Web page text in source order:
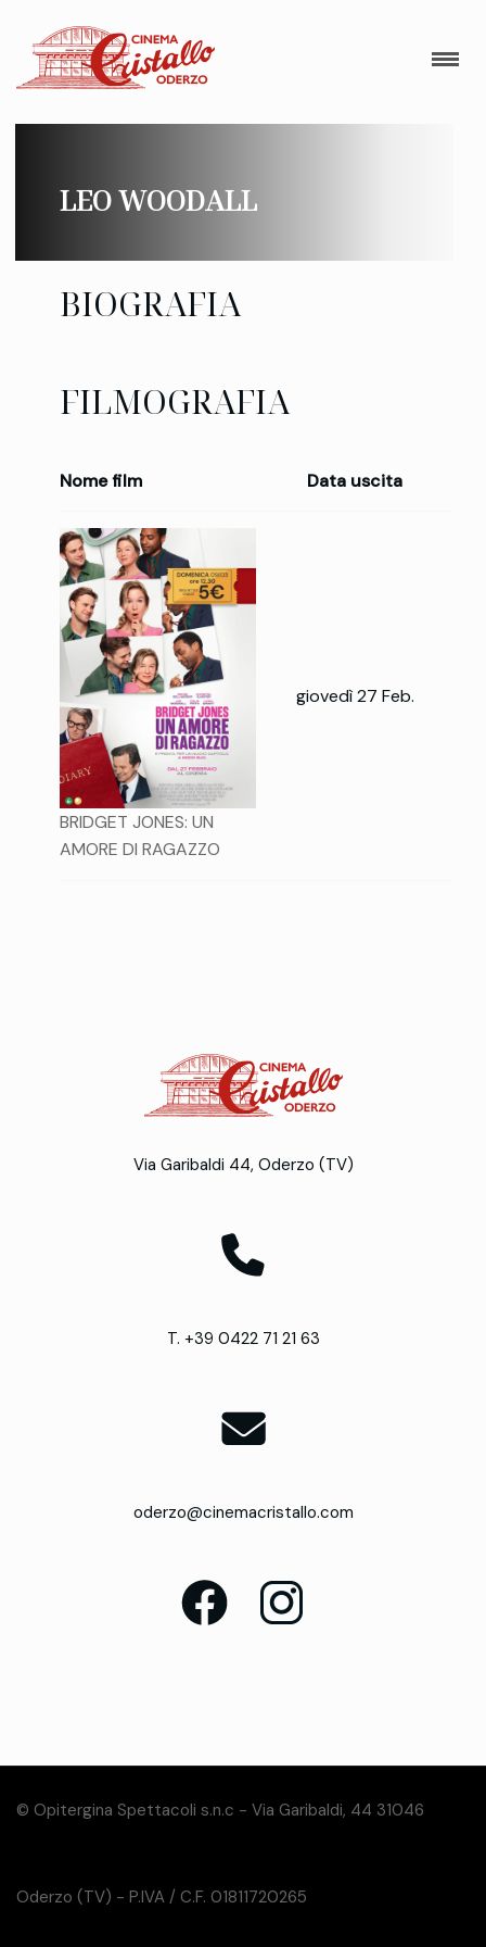
LEO WOODALL
BIOGRAFIA
FILMOGRAFIA
Nome film Data uscita
BRIDGET JONES: UN
AMORE DI RAGAZZO
giovedì 27 Feb.
Via Garibaldi 44, Oderzo (TV)
T. +39 0422 71 21 63
oderzo@cinemacristallo.com
© Opitergina Spettacoli s.n.c - Via Garibaldi, 44 31046
Oderzo (TV) - P.IVA / C.F. 01811720265